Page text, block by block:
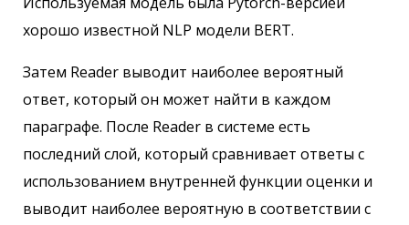
хорошо известной NLP модели BERT.
Затем Reader выводит наиболее вероятный
ответ, который он может найти в каждом
параграфе. После Reader в системе есть
последний слой, который сравнивает ответы с
использованием внутренней функции оценки и
выводит наиболее вероятную в соответствии с